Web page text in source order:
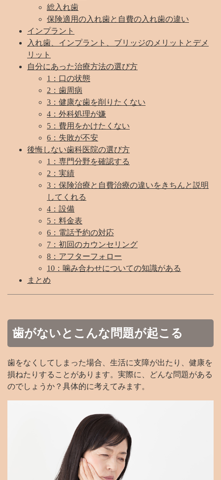
総入れ歯
保険適用の入れ歯と自費の入れ歯の違い
インプラント
入れ歯、インプラント、ブリッジのメリットとデメ
リット
自分にあった治療方法の選び方
1：口の状態
2：歯周病
3：健康な歯を削りたくない
4：外科処理が嫌
5：費用をかけたくない
6：失敗が不安
後悔しない歯科医院の選び方
1：専門分野を確認する
2：実績
3：保険治療と自費治療の違いをきちんと説明
してくれる
4：設備
5：料金表
6：電話予約の対応
7：初回のカウンセリング
8：アフターフォロー
10：噛み合わせについての知識がある
まとめ
歯がないとこんな問題が起こる
歯をなくしてしまった場合、生活に支障が出たり、健康を
損ねたりすることがあります。実際に、どんな問題がある
のでしょうか？具体的に考えてみます。